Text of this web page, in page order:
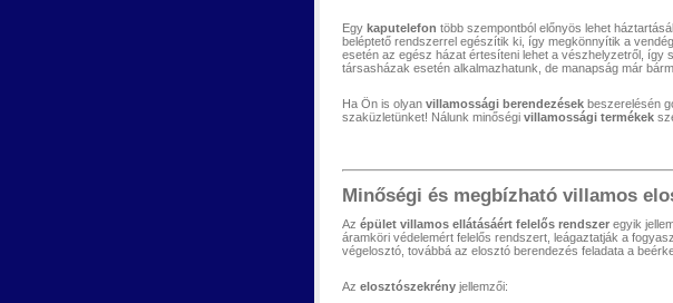
Egy kaputelefon több szempontból előnyös lehet
beléptető rendszerrel egészítik ki, így megkönnyítik a
esetén az egész házat értesíteni lehet a vészhelyzetről, így
társasházak esetén alkalmazhatunk, de manapság már
Ha Ön is olyan villamossági berendezések beszerelésén
szaküzletünket! Nálunk minőségi villamossági termékek
Minőségi és megbízható villamos
Az épület villamos ellátásáért felelős rendszer egyik
áramköri védelemért felelős rendszert, leágaztatják a
végelosztó, továbbá az elosztó berendezés feladata a
Az elosztószekrény jellemzői: